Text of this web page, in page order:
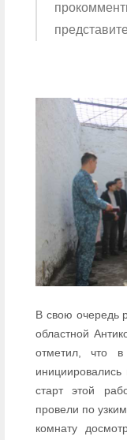
В свою очередь
областной
отметил, что в
старт этой
провели по
комнату